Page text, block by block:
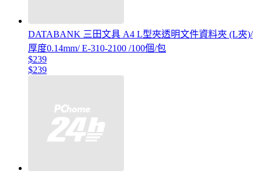
DATABANK 三田文具 A4 L型夾透明文件資料夾 (L夾)/
厚度0.14mm/ E-310-2100 /100個/包
$239
$239